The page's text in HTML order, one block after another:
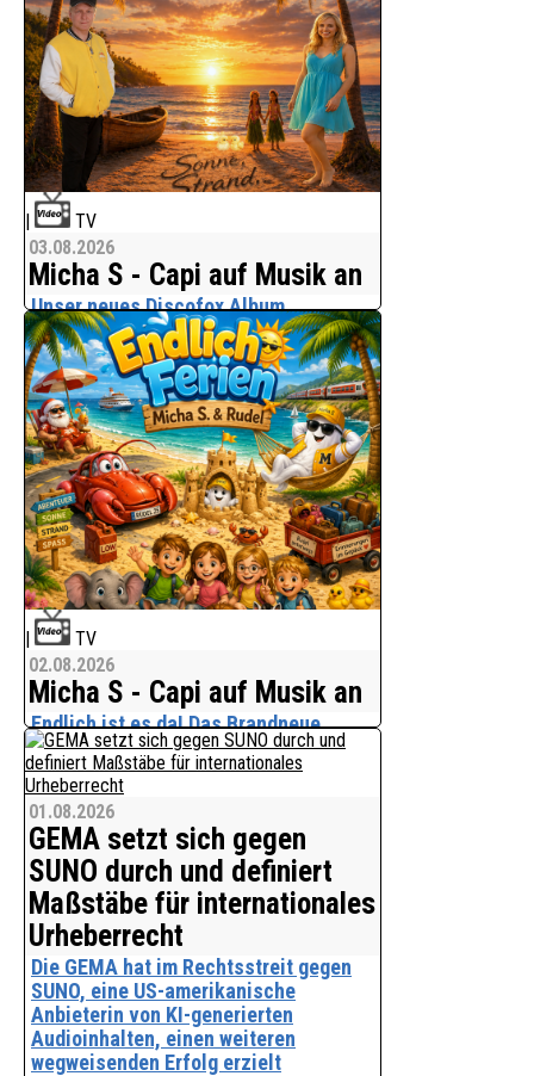
Die bezaubernden Handpuppen von
Josef Tränklers Puppenbühne
entführen ihr Publikum in farbenfrohe
Fantasiewelten und versprechen mit
ihren heiteren Geschichten beste
Unterhaltung für die ganze Fam
|
TV
03.08.2026
Micha S - Capi auf Musik an
Unser neues Discofox Album
Sonne,Strand, Träume
Micha S - Capi auf Musik an präsentiert:
"Sonne, Strand, Träume"
Mit "Sonne, Strand, Träume" lädt Micha
S. zu einer musikalischen Reise auf die
traumhaften Inseln Hawaiis ein. 20
moderne Discof
|
TV
02.08.2026
Micha S - Capi auf Musik an
Endlich ist es da! Das Brandneue
Album ´Endlich Ferien´
**Endlich Ferien** lädt Kinder und die
ganze Familie zu einem fröhlichen
musikalischen Abenteuer voller Spaß,
Fantasie und guter Laune ein.
Gemeinsam mit **Micha S & Rudel**,
dem **Rudelgeist**, **
01.08.2026
GEMA setzt sich gegen
SUNO durch und definiert
Maßstäbe für internationales
Urheberrecht
Die GEMA hat im Rechtsstreit gegen
SUNO, eine US-amerikanische
Anbieterin von KI-generierten
Audioinhalten, einen weiteren
wegweisenden Erfolg erzielt